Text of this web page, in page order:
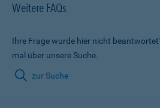
Weitere FAQs
Ihre Frage wurde hier nicht
mal über unsere Suche.
zur Suche